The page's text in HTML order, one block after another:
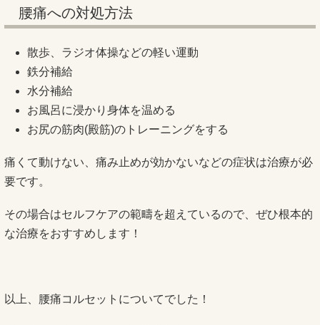
腰痛への対処方法
散歩、ラジオ体操などの軽い運動
鉄分補給
水分補給
お風呂に浸かり身体を温める
お尻の筋肉(殿筋)のトレーニングをする
痛くて動けない、痛み止めが効かないなどの症状は治療が必
要です。
その場合はセルフケアの範疇を超えているので、ぜひ根本的
な治療をおすすめします！
以上、腰痛コルセットについてでした！